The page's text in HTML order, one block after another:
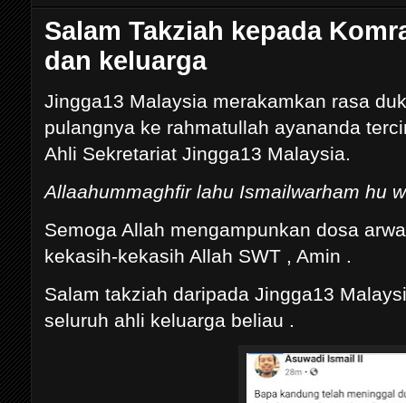
Salam Takziah kepada
dan keluarga
Jingga13 Malaysia merakamkan rasa
pulangnya ke rahmatullah ayananda
Ahli Sekretariat Jingga13 Malaysia.
Allaahummaghfir lahu Ismailwarham hu
Semoga Allah mengampunkan dosa
kekasih-kekasih Allah SWT , Amin .
Salam takziah daripada Jingga13
seluruh ahli keluarga beliau .